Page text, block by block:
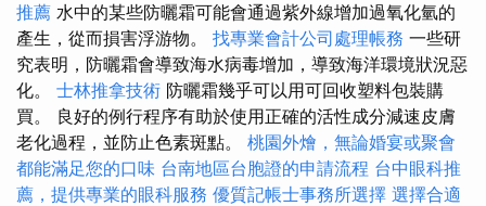
推薦 水中的某些防曬霜可能會通過紫外線增加過氧化氫的
產生，從而損害浮游物。 找專業會計公司處理帳務 一些研
究表明，防曬霜會導致海水病毒增加，導致海洋環境狀況惡
化。 士林推拿技術 防曬霜幾乎可以用可回收塑料包裝購
買。 良好的例行程序有助於使用正確的活性成分減速皮膚
老化過程，並防止色素斑點。 桃園外燴，無論婚宴或聚會
都能滿足您的口味 台南地區台胞證的申請流程 台中眼科推
薦，提供專業的眼科服務 優質記帳士事務所選擇 選擇合適